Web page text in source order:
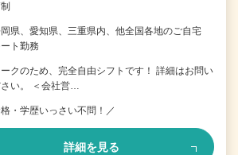
県、愛知県、三重県内、他全国各地のご自宅
ト勤務
クのため、完全自由シフトです！ 詳細はお問い
い。 ＜会社営…
・学歴いっさい不問！／
詳細を見る